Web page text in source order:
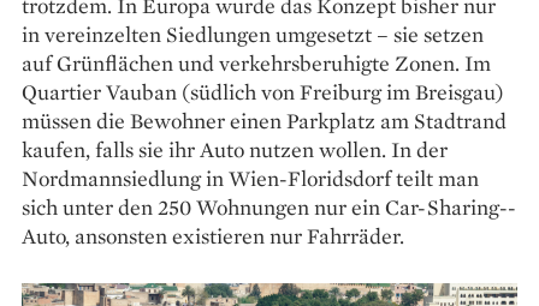
in vereinzelten Siedlungen umgesetzt – sie setzen
auf Grünflächen und verkehrsberuhigte Zonen. Im
Quartier Vauban (südlich von Freiburg im Breisgau)
müssen die Bewohner einen Parkplatz am Stadtrand
kaufen, falls sie ihr Auto nutzen wollen. In der
Nordmannsiedlung in ­Wien-Floridsdorf teilt man
sich unter den 250 Wohnungen nur ein Car-Sharing-­
Auto, ansonsten existieren nur Fahrräder.